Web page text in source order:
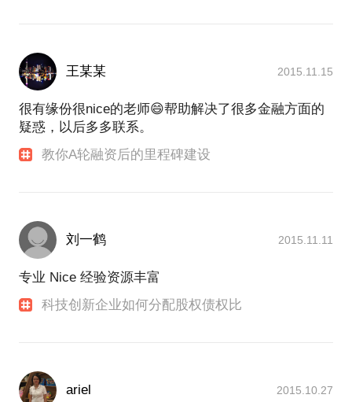
王某某 2015.11.15
很有缘份很nice的老师😄帮助解决了很多金融方面的
疑惑，以后多多联系。
教你A轮融资后的里程碑建设
刘一鹤 2015.11.11
专业 Nice 经验资源丰富
科技创新企业如何分配股权债权比
ariel 2015.10.27